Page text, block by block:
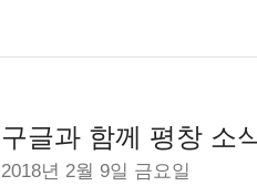
구글과 함께 평창 소
2018년 2월 9일 금요일